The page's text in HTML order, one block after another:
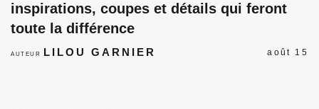
inspirations, coupes et détails qui feront
toute la différence
AUTEUR LILOU GARNIER août 15